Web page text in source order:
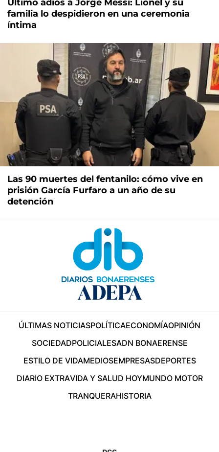
Último adiós a Jorge Messi: Lionel y su
familia lo despidieron en una ceremonia
íntima
Las 90 muertes del fentanilo: cómo vive en
prisión García Furfaro a un año de su
detención
ÚLTIMAS NOTICIASPOLÍTICAECONOMÍAOPINIÓN
SOCIEDADPOLICIALESADN BONAERENSE
ESTILO DE VIDAMEDIOSEMPRESASDEPORTES
DIARIO EXTRAVIDA Y SALUD HOYMUNDO MOTOR
TRANQUERAHISTORIA